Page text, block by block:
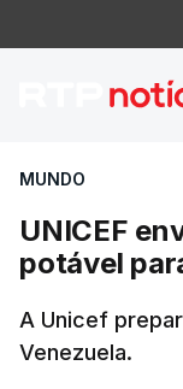
MUNDO
UNICEF
potável
A Unicef
Venezuela.